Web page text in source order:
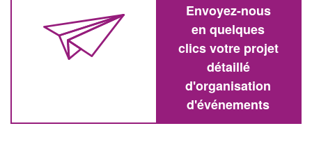
Envoyez-nous
en quelques
clics votre projet
détaillé
d'organisation
d'événements